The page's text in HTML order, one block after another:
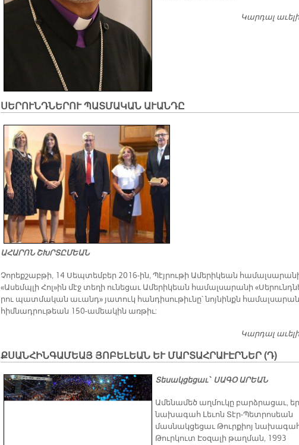
Կարդալ
ՍԵ­ՐՈՒՆԴ­ՆԵ­ՐՈՒ ՊԱՏ­ՄԱ­ԿԱՆ Ա­ՒԱՆ­ԴԸ
Ա­ՀԱ­ՐՈՆ ՇԽՐՏԸ­ՄԵԱՆ
Չո­րեք­շաբ­թի, 14 Սեպ­տեմ­բեր 2016-ին, Պէյ­րու­թի Ա­մե­րի­կեան
«Ա­սեմպ­լի Հո­լ­»ին մէջ տե­ղի ու­նե­ցաւ Ա­մե­րի­կեան հա­մալ­սա­րա­նի
րու պատ­մա­կան ա­ւան­դ» յա­տուկ հան­դի­սու­թիւ­նը՝ նոյ­նինքն
հիմ­նադ­րու­թեան 150-ա­մեա­կին առ­թիւ:
Կարդալ
ՔՍԱՆՀԻՆԳԱՄԵԱՅ ՅՈԲԵԼԵԱՆ ԵՒ ՄԱՐՏԱՀՐԱՒԷՐՆԵՐ (Դ)
Տեսակցեցաւ՝ ՍԱԳՕ ԱՐԵԱՆ
Ա­մե­նա­մեծ աղ­մու­կը բարձ­րա­ցաւ,
նա­խա­գահ Լե­ւոն Տէր-Պետ­րո­սեան
մաս­նակ­ցե­ցաւ Թուր­քիոյ
Թուր­կուտ Էօ­զա­լի թաղ­ման, 1993